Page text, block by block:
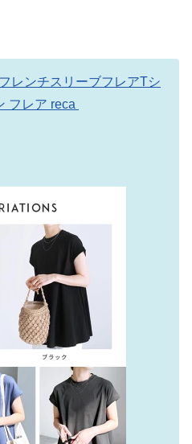
レンチスリーブフレアTシ
フレア reca